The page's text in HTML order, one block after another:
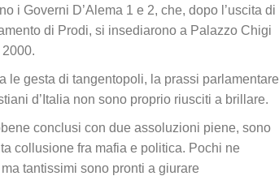
i Governi D’Alema 1 e 2, che, dopo l’uscita di
di Prodi, si insediarono a Palazzo Chigi
le gesta di tangentopoli, la prassi parlamentare
d’Italia non sono proprio riusciti a brillare.
conclusi con due assoluzioni piene, sono
collusione fra mafia e politica. Pochi ne
tantissimi sono pronti a giurare